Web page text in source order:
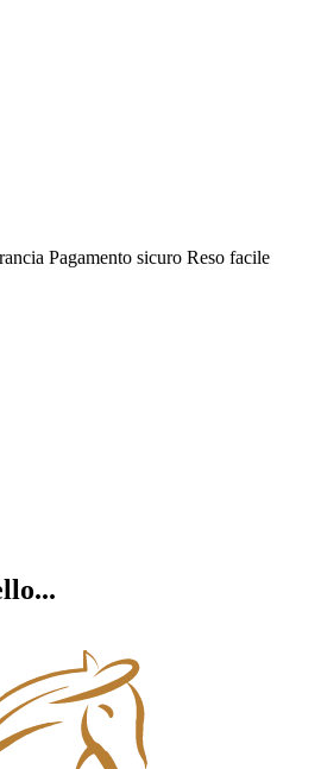
Pagamento sicuro Reso facile